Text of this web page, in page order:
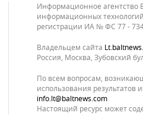
Информационное агентство
информационных
регистрации ИА № ФС 77 -
Владельцем сайта
Россия, Москва, Зубовский
По всем вопросам,
использования результатов
info.lt@baltnews.com
Настоящий ресурс может